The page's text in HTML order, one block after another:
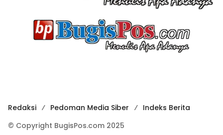
Redaksi Pedoman Media Siber
Indeks Berita
© Copyright BugisPos.com 2025